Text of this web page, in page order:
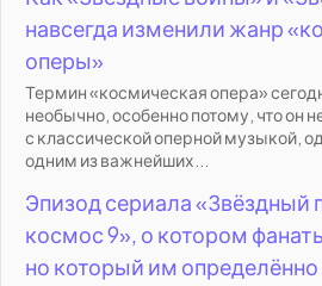
навсегда изменили жанр
оперы»
Термин «космическая опера»
необычно, особенно потому, что он
с классической оперной музыкой,
одним из важнейших...
Эпизод сериала «Звёздный
космос 9», о котором
но который им определённо